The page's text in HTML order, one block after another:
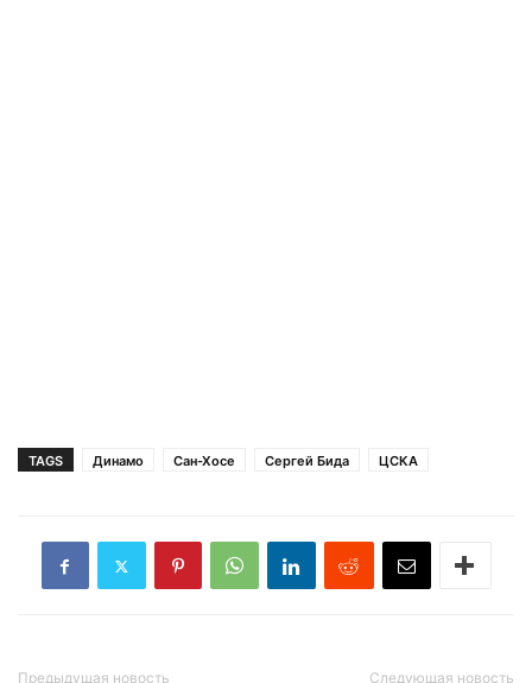
TAGS Динамо Сан-Хосе Сергей Бида ЦСКА
Предыдущая новость Следующая новость